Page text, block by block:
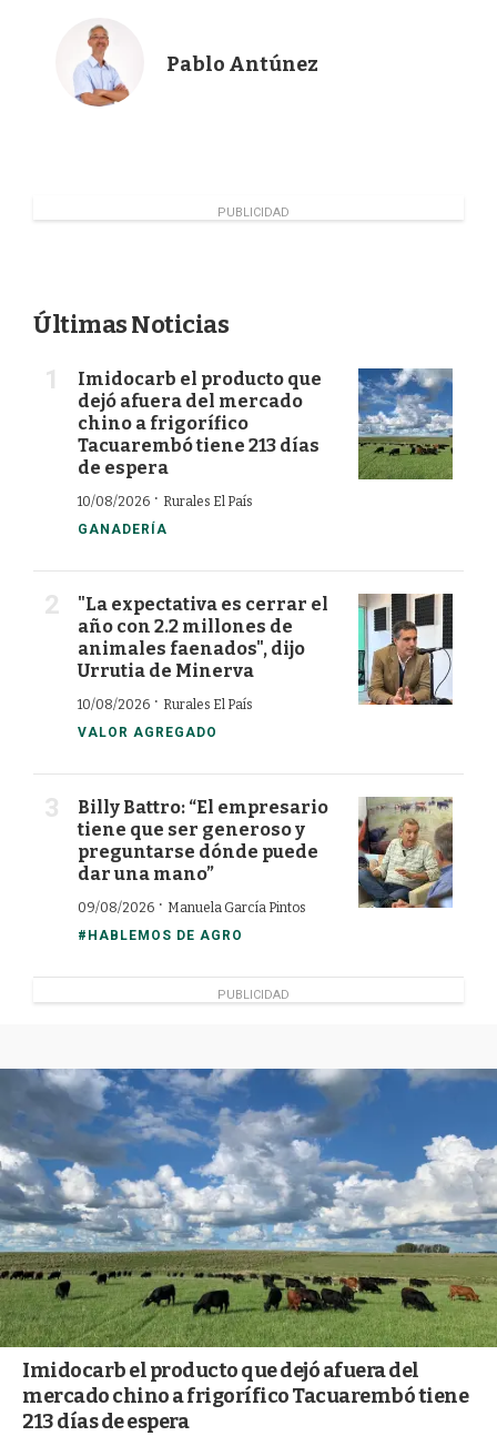
n
Pablo Antúnez
PUBLICIDAD
Últimas Noticias
Imidocarb el producto que
dejó afuera del mercado
chino a frigorífico
Tacuarembó tiene 213 días
de espera
10/08/2026 · Rurales El País
GANADERÍA
"La expectativa es cerrar el
año con 2.2 millones de
animales faenados", dijo
Urrutia de Minerva
10/08/2026 · Rurales El País
VALOR AGREGADO
Billy Battro: “El empresario
tiene que ser generoso y
preguntarse dónde puede
dar una mano”
09/08/2026 · Manuela García Pintos
#HABLEMOS DE AGRO
PUBLICIDAD
Imidocarb el producto que dejó afuera del
mercado chino a frigorífico Tacuarembó tiene
213 días de espera